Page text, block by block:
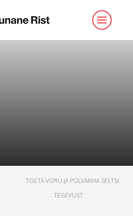
TOETA VORU JA POLVAMAA SELTSI
TEGEVUST